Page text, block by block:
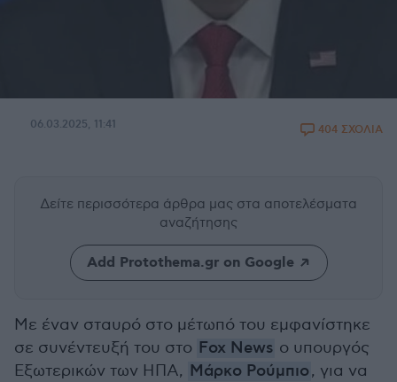
06.03.2025, 11:41 404 ΣΧΟΛΙΑ
Δείτε περισσότερα άρθρα μας στα αποτελέσματα
αναζήτησης
Add Protothema.gr on Google
Με έναν σταυρό στο μέτωπό του εμφανίστηκε
σε συνέντευξή του στο Fox News ο υπουργός
Εξωτερικών των ΗΠΑ, Μάρκο Ρούμπιο, για να